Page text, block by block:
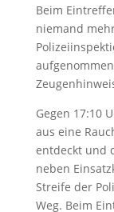
Beim
niemand
Gegen 17:10
aus eine
entdeckt und
neben
Streife der
Weg. Beim